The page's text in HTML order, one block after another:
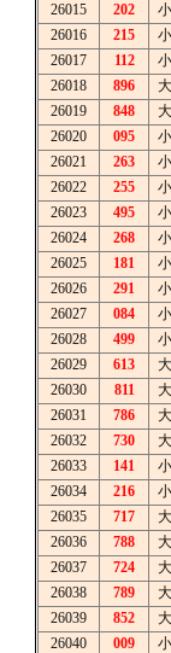
26015
202
26016
215
26017
112
26018
896
26019
848
26020
095
26021
263
26022
255
26023
495
26024
268
26025
181
26026
291
26027
084
26028
499
26029
613
26030
811
26031
786
26032
730
26033
141
26034
216
26035
717
26036
788
26037
724
26038
789
26039
852
26040
009